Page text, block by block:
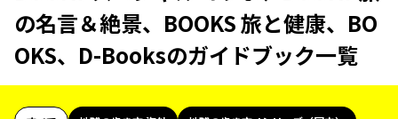
の名言＆絶景、BOOKS 旅と健康、BO
OKS、D-Booksのガイドブック一覧